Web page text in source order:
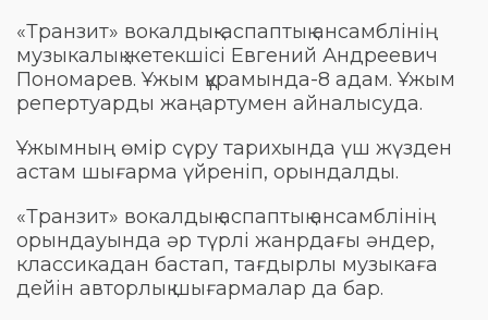
«Транзит» вокалдық-аспаптық ансамблінің
музыкалық жетекшісі Евгений Андреевич
Пономарев. Ұжым құрамында-8 адам. Ұжым
репертуарды жаңартумен айналысуда.
Ұжымның өмір сүру тарихында үш жүзден
астам шығарма үйреніп, орындалды.
«Транзит» вокалдық аспаптық ансамблінің
орындауында әр түрлі жанрдағы әндер,
классикадан бастап, тағдырлы музыкаға
дейін авторлық шығармалар да бар.